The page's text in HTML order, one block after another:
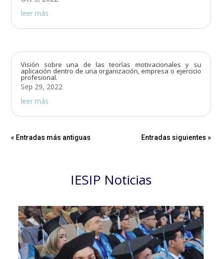
leer más
Visión sobre una de las teorías motivacionales y su
aplicación dentro de una organización, empresa o ejercicio
profesional.
Sep 29, 2022
leer más
« Entradas más antiguas Entradas siguientes »
IESIP Noticias